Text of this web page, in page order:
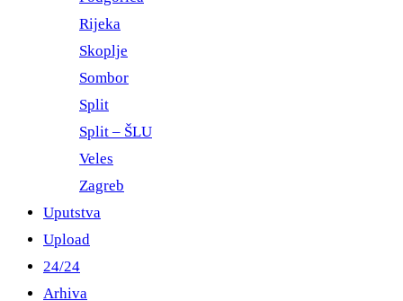
Rijeka
Skoplje
Sombor
Split
Split – ŠLU
Veles
Zagreb
Uputstva
Upload
24/24
Arhiva